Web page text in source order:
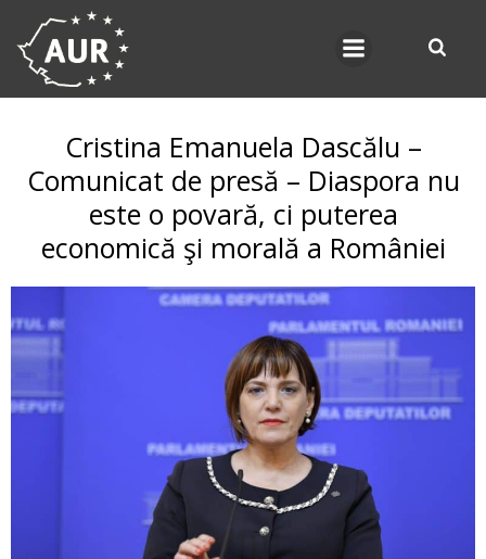
Cristina Emanuela Dascălu –
Comunicat de presă – Diaspora nu
este o povară, ci puterea
economică şi morală a României